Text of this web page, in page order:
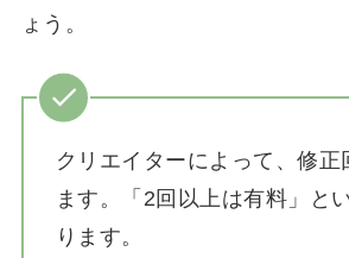
ょう。
クリエイターによって、修正
ます。「2回以上は有料」と
ります。